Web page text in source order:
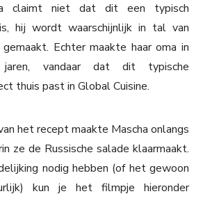
claimt niet dat dit een typisch
hij wordt waarschijnlijk in tal van
Echter maakte haar oma in
vandaar dat dit typische
thuis past in Global Cuisine.
het recept maakte Mascha onlangs
ze de Russische salade klaarmaakt.
nodig hebben (of het gewoon
kun je het filmpje hieronder